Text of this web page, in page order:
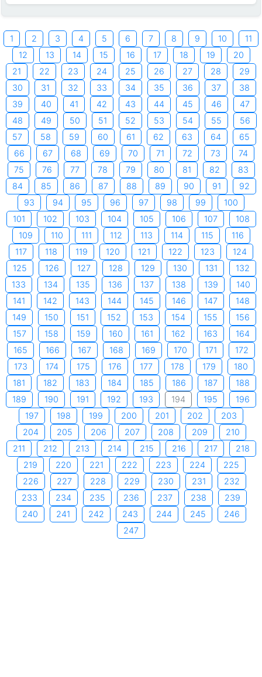
1 2 3 4 5 6 7 8 9 10
11
12
13 14 15 16 17 18 19
20
21
22 23 24 25 26 27 28
29
30
31 32 33 34 35 36 37
38
39
40 41 42 43 44 45 46
47
48
49 50 51 52 53 54 55
56
57
58 59 60 61 62 63 64
65
66
67 68 69 70 71 72 73
74
75
76 77 78 79 80 81 82
83
84
85 86 87 88 89 90 91
92
93
94 95 96 97 98 99
100
101
102 103 104 105 106 107
108
109
110 111 112 113 114 115
116
117
118 119 120 121 122 123
124
125
126 127 128 129 130 131
132
133
134 135 136 137 138 139
140
141
142 143 144 145 146 147
148
149
150 151 152 153 154 155
156
157
158 159 160 161 162 163
164
165
166 167 168 169 170 171
172
173
174 175 176 177 178 179
180
181
182 183 184 185 186 187
188
189
190 191 192 193 194 195
196
197
198 199 200 201 202
203
204
205 206 207 208 209
210
211
212 213 214 215 216 217
218
219
220 221 222 223 224
225
226
227 228 229 230 231
232
233
234 235 236 237 238
239
240
241 242 243 244 245
246
247